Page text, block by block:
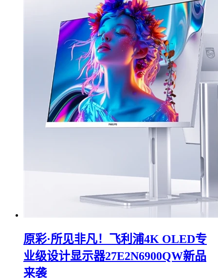
原彩·所见非凡！飞利浦4K OLED专
业级设计显示器27E2N6900QW新品
来袭